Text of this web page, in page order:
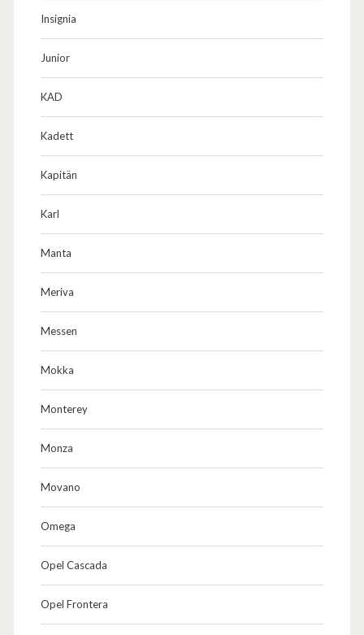
Insignia
Junior
KAD
Kadett
Kapitän
Karl
Manta
Meriva
Messen
Mokka
Monterey
Monza
Movano
Omega
Opel Cascada
Opel Frontera